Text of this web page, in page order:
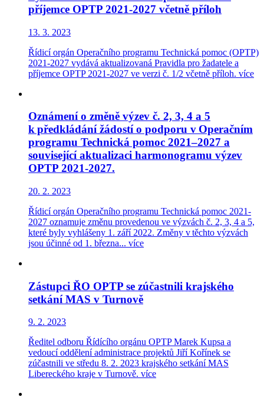
příjemce OPTP 2021-2027 včetně příloh
13. 3. 2023
Řídicí orgán Operačního programu Technická pomoc (OPTP)
2021-2027 vydává aktualizovaná Pravidla pro žadatele a
příjemce OPTP 2021-2027 ve verzi č. 1/2 včetně příloh. více
Oznámení o změně výzev č. 2, 3, 4 a 5
k předkládání žádostí o podporu v Operačním
programu Technická pomoc 2021–2027 a
související aktualizaci harmonogramu výzev
OPTP 2021-2027.
20. 2. 2023
Řídicí orgán Operačního programu Technická pomoc 2021-
2027 oznamuje změnu provedenou ve výzvách č. 2, 3, 4 a 5,
které byly vyhlášeny 1. září 2022. Změny v těchto výzvách
jsou účinné od 1. března... více
Zástupci ŘO OPTP se zúčastnili krajského
setkání MAS v Turnově
9. 2. 2023
Ředitel odboru Řídícího orgánu OPTP Marek Kupsa a
vedoucí oddělení administrace projektů Jiří Kořínek se
zúčastnili ve středu 8. 2. 2023 krajského setkání MAS
Libereckého kraje v Turnově. více